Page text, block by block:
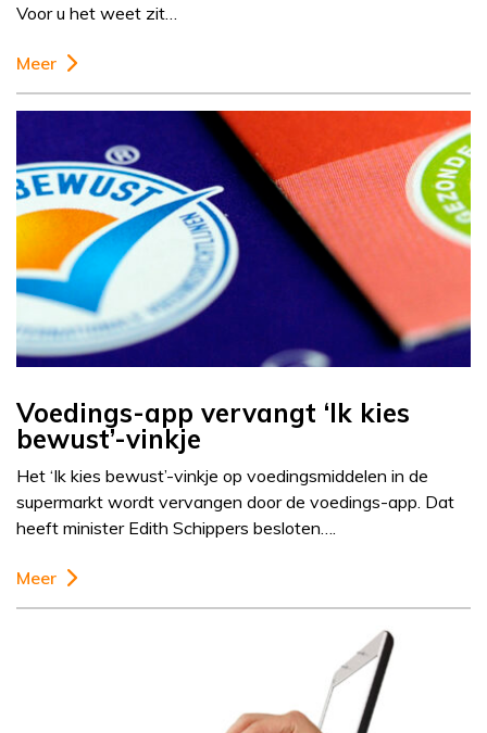
Voor u het weet zit…
Meer
Voedings-app vervangt ‘Ik kies
bewust’-vinkje
Het ‘Ik kies bewust’-vinkje op voedingsmiddelen in de
supermarkt wordt vervangen door de voedings-app. Dat
heeft minister Edith Schippers besloten….
Meer